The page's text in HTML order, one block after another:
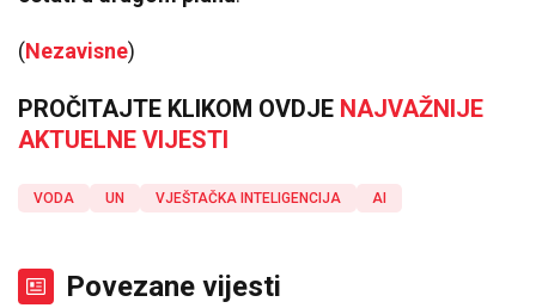
(Nezavisne)
PROČITAJTE KLIKOM OVDJE NAJVAŽNIJE
AKTUELNE VIJESTI
VODA UN VJEŠTAČKA INTELIGENCIJA AI
Povezane vijesti